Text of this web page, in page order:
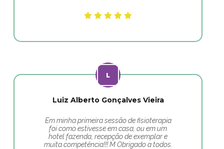
Luiz Alberto Gonçalves Vieira
Em minha primeira sessão de fisioterapia
foi como estivesse em casa, ou em um
hotel fazenda, recepção de exemplar e
muita competência!!! M Obrigado a todos.